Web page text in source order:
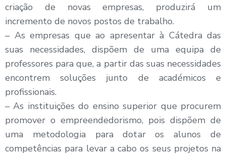
criação de novas empresas, produzirá um
incremento de novos postos de trabalho.
– As empresas que ao apresentar à Cátedra das
suas necessidades, dispõem de uma equipa de
professores para que, a partir das suas necessidades
encontrem soluções junto de académicos e
profissionais.
– As instituições do ensino superior que procurem
promover o empreendedorismo, pois dispõem de
uma metodologia para dotar os alunos de
competências para levar a cabo os seus projetos na